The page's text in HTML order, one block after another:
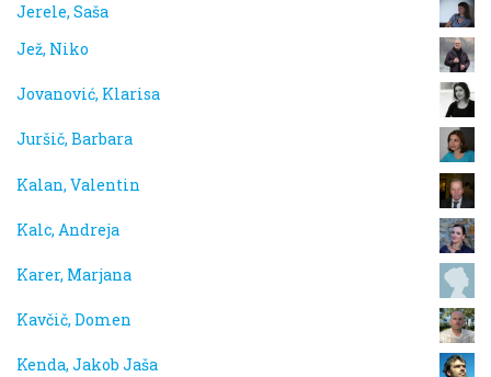
Jerele, Saša
Jež, Niko
Jovanović, Klarisa
Juršič, Barbara
Kalan, Valentin
Kalc, Andreja
Karer, Marjana
Kavčič, Domen
Kenda, Jakob Jaša